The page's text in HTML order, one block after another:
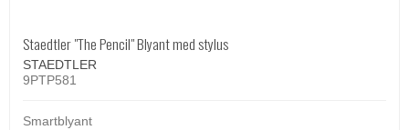
Staedtler "The Pencil" Blyant med stylus
STAEDTLER
9PTP581
Smartblyant